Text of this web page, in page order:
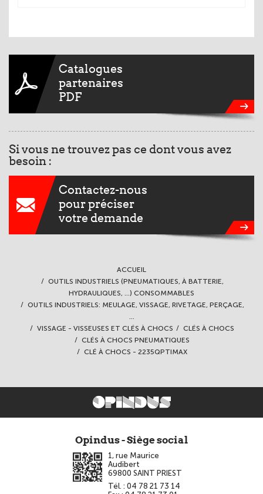
Catalogues
partenaires
PDF
Si vous ne trouvez pas ce dont vous avez
besoin :
Contactez-nous
pour préciser
votre demande
ACCUEIL
OUTILS INDUSTRIELS (PNEUMATIQUES, À BATTERIE,
HYDRAULIQUES, ...) CONSOMMABLES
OUTILS INDUSTRIELS: MEULAGE, VISSAGE, RIVETAGE, PERÇAGE,
...
VISSAGE - VISSEUSES ET CLÉS À CHOCS
CLÉS À CHOCS
CLÉS À CHOCS PNEUMATIQUES
CLÉ À CHOCS - 2235QPTIMAX
Opindus - Siège social
1, rue Maurice
Audibert
69800 SAINT PRIEST
Tél. : 04 78 21 73 14